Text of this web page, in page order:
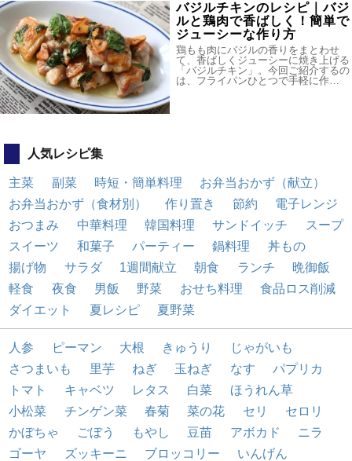
バジルチキンのレシピ｜バジ
ルと鶏肉で香ばしく！簡単で
ジューシーな作り方
鶏もも肉にバジルの香りをまとわせ
て、香ばしくジューシーに焼き上げる
「バジルチキン」。今回ご紹介するの
は、フライパンひとつで手軽に作…
人気レシピ集
主菜 副菜 時短・簡単料理
お弁当おかず（献立）
お弁当おかず（食材別）
作り置き 節約
電子レンジ
おつまみ
中華料理 韓国料理 サンドイッチ
スープ
スイーツ
和菓子 パーティー 鍋料理
丼もの
揚げ物
サラダ 1週間献立 朝食 ランチ
晩御飯
軽食
夜食 男飯 野菜 おせち料理
食品ロス削減
ダイエット
夏レシピ 夏野菜
人参 ピーマン 大根 きゅうり
じゃがいも
さつまいも
里芋 ねぎ 玉ねぎ なす
パプリカ
トマト
キャベツ レタス 白菜
ほうれん草
小松菜
チンゲン菜 春菊 菜の花 セリ
セロリ
かぼちゃ
ごぼう もやし 豆苗 アボカド
ニラ
ゴーヤ
ズッキーニ ブロッコリー
いんげん